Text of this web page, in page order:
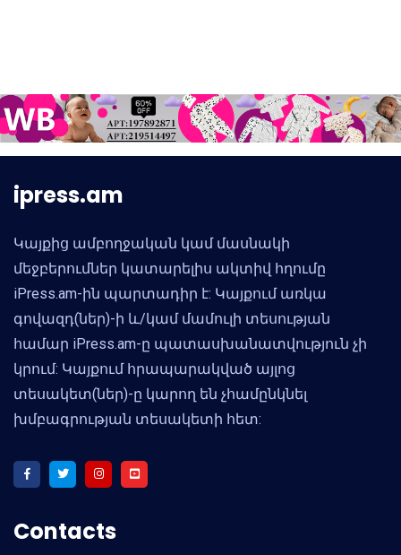
ipress.am
Կայքից ամբողջական կամ մասնակի
մեջբերումներ կատարելիս ակտիվ հղումը
iPress.am-ին պարտադիր է: Կայքում առկա
գովազդ(ներ)-ի և/կամ մամուլի տեսության
համար iPress.am-ը պատասխանատվություն չի
կրում: Կայքում հրապարակված այլոց
տեսակետ(ներ)-ը կարող են չհամընկնել
խմբագրության տեսակետի հետ:
Contacts